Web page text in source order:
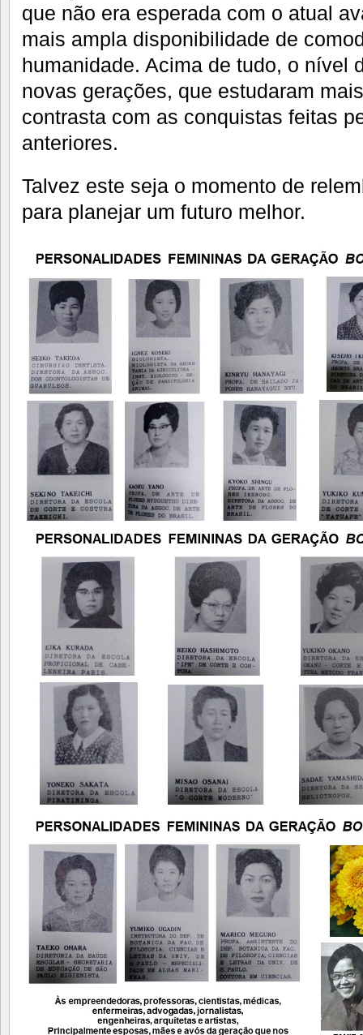
que não era esperada com o atual
mais ampla disponibilidade de
humanidade. Acima de tudo, o nível
novas gerações, que estudaram
contrasta com as conquistas feitas
anteriores.
Talvez este seja o momento de
para planejar um futuro melhor.